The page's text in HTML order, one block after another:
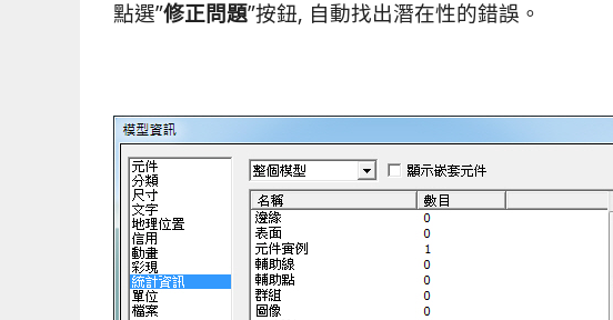
點選”修正問題”按鈕, 自動找出潛在性的錯誤。